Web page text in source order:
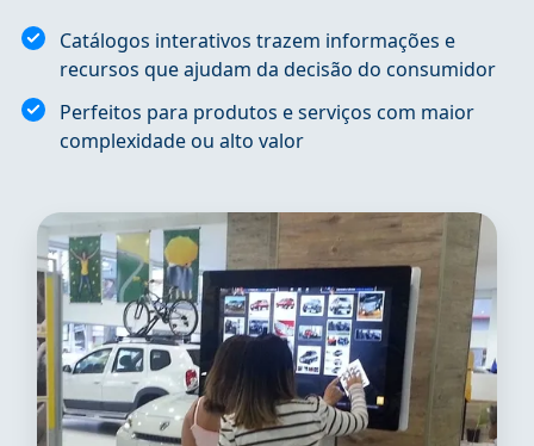
Catálogos interativos trazem informações e
recursos que ajudam da decisão do consumidor
Perfeitos para produtos e serviços com maior
complexidade ou alto valor